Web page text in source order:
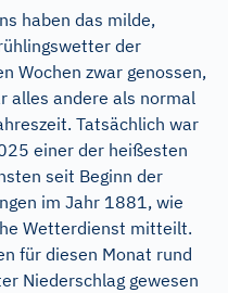
haben das milde,
der
Wochen zwar genossen,
alles andere als normal
Tatsächlich war
einer der heißesten
seit Beginn der
im Jahr 1881, wie
Wetterdienst mitteilt.
für diesen Monat rund
Niederschlag gewesen